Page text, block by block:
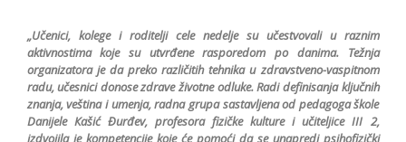
„Učenici, kolege i roditelji cele nedelje su učestvovali u raznim
aktivnostima koje su utvrđene rasporedom po danima. Težnja
organizatora je da preko različitih tehnika u zdravstveno-vaspitnom
radu, učesnici donose zdrave životne odluke. Radi definisanja ključnih
znanja, veština i umenja, radna grupa sastavljena od pedagoga škole
Danijele Кašić Đurđev, profesora fizičke kulture i učiteljice III 2,
izdvojila je kompetencije koje će pomoći da se unapredi psihofizički